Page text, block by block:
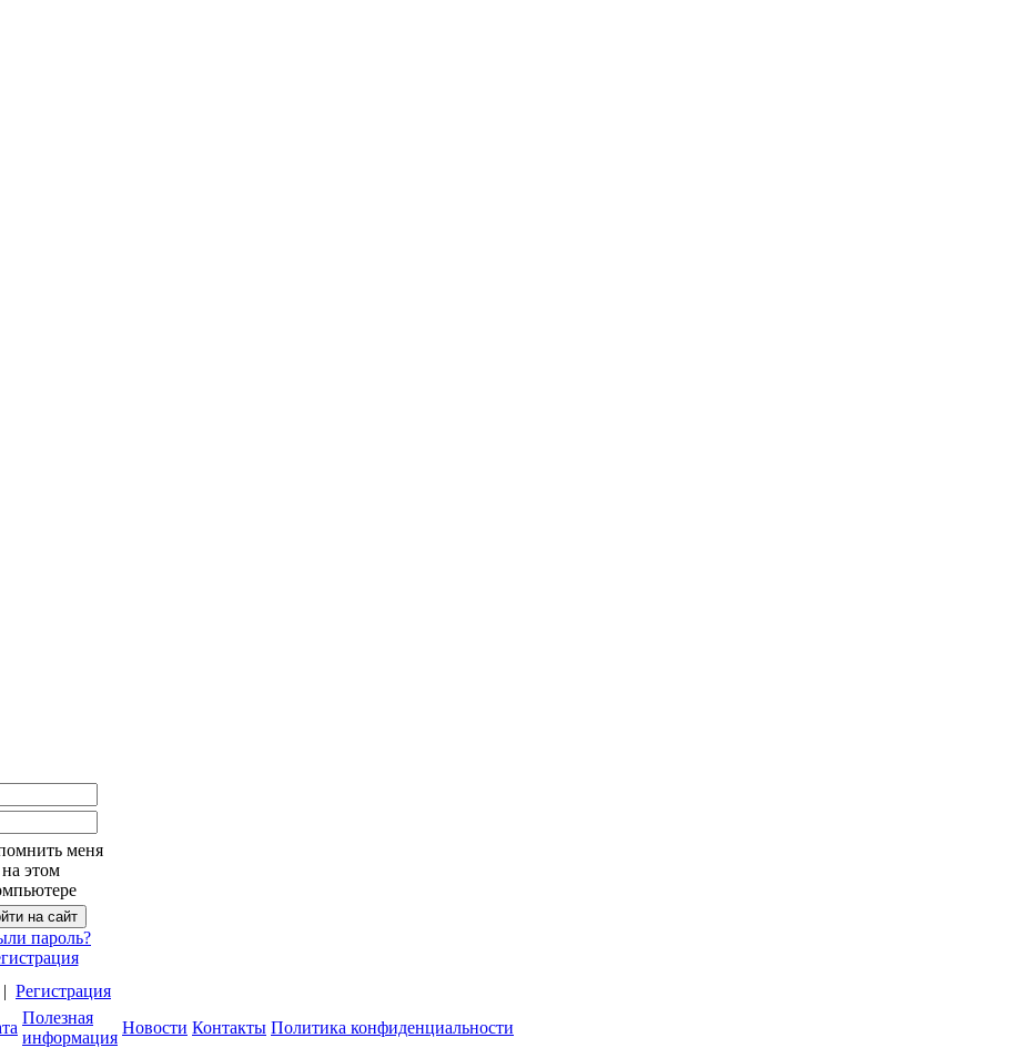
меня
на этом
пароль?
| Регистрация
Полезная
информация
Новости Контакты Политика конфиденциальности